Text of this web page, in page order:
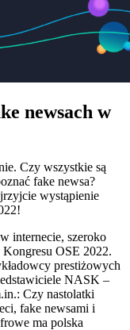
newsach w
Czy wszystkie są
fake newsa?
wystąpienie
internecie, szeroko
Kongresu OSE 2022.
prestiżowych
NASK –
Czy nastolatki
fake newsami i
ma polska